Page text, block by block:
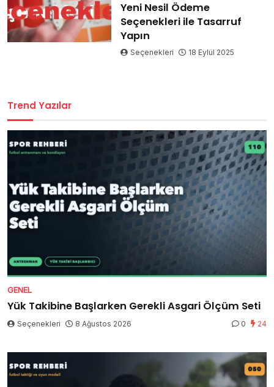
Yeni Nesil Ödeme
Seçenekleri ile Tasarruf
Yapın
Seçenekleri 18 Eylül 2025
Trend Yazılar
GENEL
Yük Takibine Başlarken Gerekli Asgari Ölçüm Seti
Seçenekleri 8 Ağustos 2026 0 24